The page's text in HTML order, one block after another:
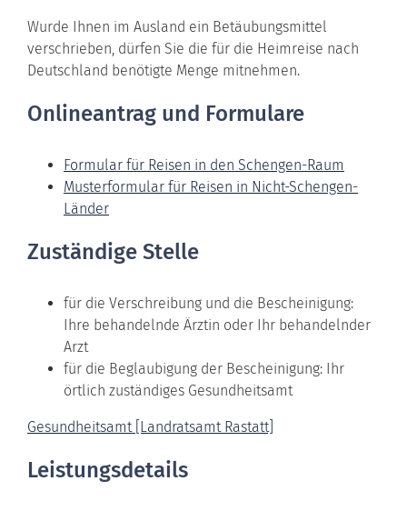
Wurde Ihnen im Ausland ein Betäubungsmittel
verschrieben, dürfen Sie die für die Heimreise nach
Deutschland benötigte Menge mitnehmen.
Onlineantrag und Formulare
Formular für Reisen in den Schengen-Raum
Musterformular für Reisen in Nicht-Schengen-
Länder
Zuständige Stelle
für die Verschreibung und die Bescheinigung:
Ihre behandelnde Ärztin oder Ihr behandelnder
Arzt
für die Beglaubigung der Bescheinigung: Ihr
örtlich zuständiges Gesundheitsamt
Gesundheitsamt [Landratsamt Rastatt]
Leistungsdetails